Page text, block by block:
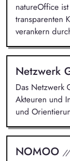
natureOffice
transparenten
verankern
Netzwerk
Das Netzwerk
Akteuren und
und
NOMOO //